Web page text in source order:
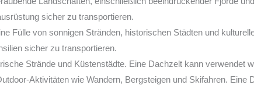
sicher zu transportieren.
Fülle von sonnigen Stränden, historischen Städten und
sicher zu transportieren.
Strände und Küstenstädte. Eine Dachzelt kann
Aktivitäten wie Wandern, Bergsteigen und Skifahren.